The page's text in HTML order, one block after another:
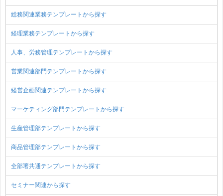
総務関連業務テンプレートから探す
経理業務テンプレートから探す
人事、労務管理テンプレートから探す
営業関連部門テンプレートから探す
経営企画関連テンプレートから探す
マーケティング部門テンプレートから探す
生産管理部テンプレートから探す
商品管理部テンプレートから探す
全部署共通テンプレートから探す
セミナー関連から探す